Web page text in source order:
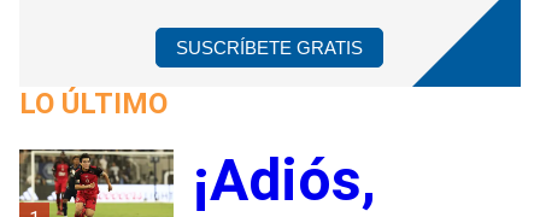
SUSCRÍBETE GRATIS
LO ÚLTIMO
¡Adiós,